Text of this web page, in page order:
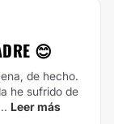
😊
de hecho.
he sufrido de
Leer más